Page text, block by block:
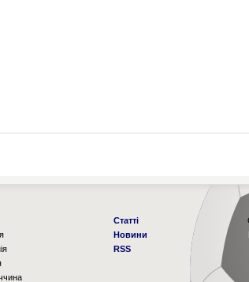
Статті
Новини
RSS